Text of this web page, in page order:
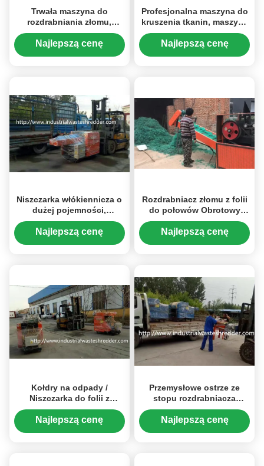
Trwała maszyna do
rozdrabniania złomu,
maszyna do recyklingu
pieluszek typu luźnego /
Najlepszą cenę
Profesjonalna maszyna do
kruszenia tkanin, maszyna
do recyklingu odpadów
tkanin
Najlepszą cenę
Niszczarka włókiennicza o
dużej pojemności,
maszyna do recyklingu
odpadów tekstylnych
Najlepszą cenę
Rozdrabniacz złomu z folii
do połowów Obrotowy
skręcany nóż
Najlepszą cenę
Kołdry na odpady /
Niszczarka do folii z
tworzywa sztucznego
Oszczędność energii dla
Najlepszą cenę
Przemysłowe ostrze ze
stopu rozdrabniacza
odpadów z tworzyw
sztucznych Stalowe ostrze
Najlepszą cenę